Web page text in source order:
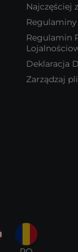
Najczęściej
Regulamin
Deklaracja
Zarządzaj